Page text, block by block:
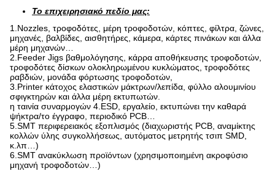
Το επιχειρησιακό πεδίο μας:
1.Nozzles, τροφοδότες, μέρη τροφοδοτών, κόπτες, φίλτρα, ζώνες,
μηχανές, βαλβίδες, αισθητήρες, κάμερα, κάρτες πινάκων και άλλα
μέρη μηχανών…
2.Feeder Jigs βαθμολόγησης, κάρρα αποθήκευσης τροφοδοτών,
τροφοδότες δίσκων ολοκληρωμένου κυκλώματος, τροφοδότες
ραβδιών, μονάδα φόρτωσης τροφοδοτών,
3.Printer κάτοχος ελαστικών μάκτρων/λεπίδα, φύλλο αλουμινίου
σφιγκτηρών και άλλα μέρη εκτυπωτών.
η ταινία συναρμογών 4.ESD, εργαλείο, εκτυπώνει την καθαρά
ψήκτρα/το έγγραφο, περιοδικό PCB…
5.SMT περιφερειακός εξοπλισμός (διαχωριστής PCB, αναμίκτης
κολλών ύλης συγκολλήσεως, αυτόματος μετρητής τσιπ SMD,
κ.λπ…)
6.SMT ανακύκλωση προϊόντων (χρησιμοποιημένη ακροφύσιο
μηχανή τροφοδοτών…)